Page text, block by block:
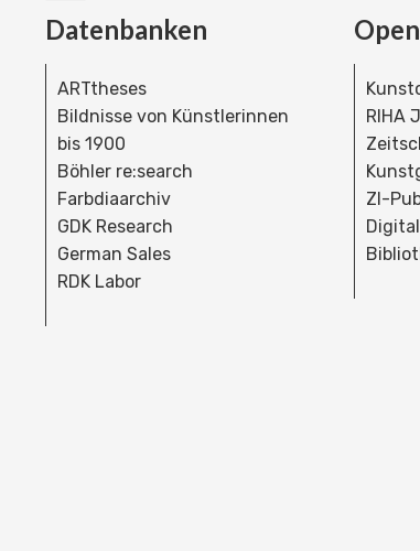
Datenbanken
ARTtheses
Bildnisse von Künstlerinnen
bis 1900
Böhler re:search
Farbdiaarchiv
GDK Research
German Sales
RDK Labor
RIHA
ZI-